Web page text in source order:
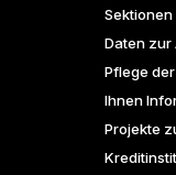
Daten zur
Pflege
Ihnen
Projekte